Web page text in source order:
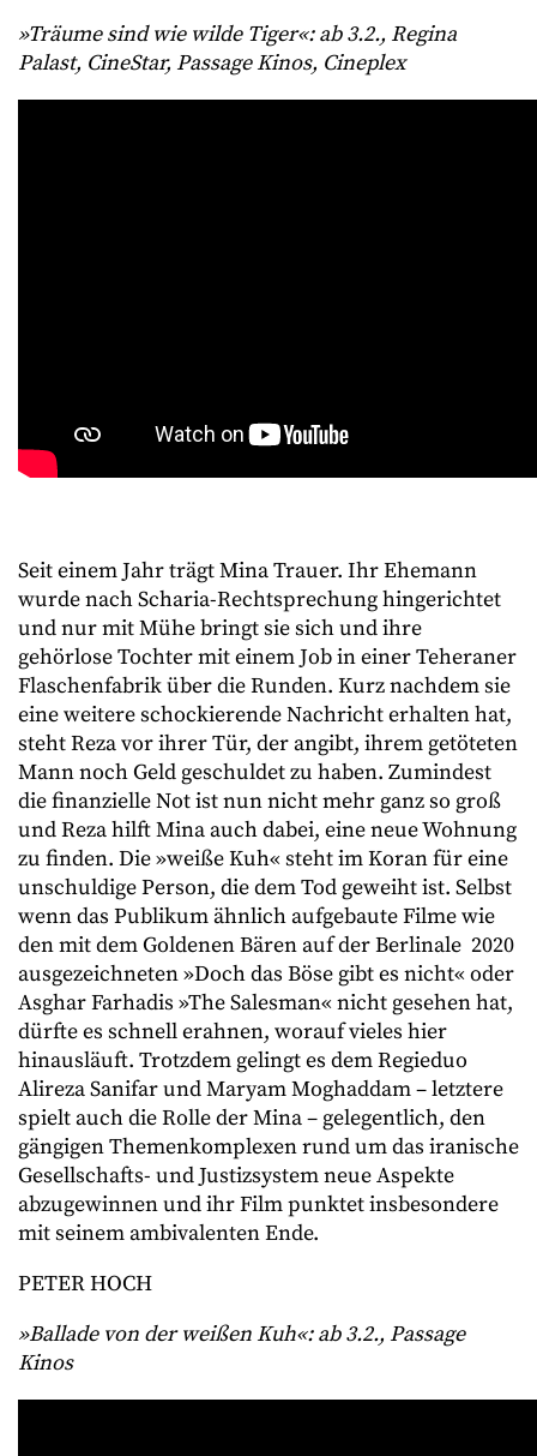
»Träume sind wie wilde Tiger«: ab 3.2., Regina
Palast, CineStar, Passage Kinos, Cineplex
Seit einem Jahr trägt Mina Trauer. Ihr Ehemann
wurde nach Scharia-Rechtsprechung hingerichtet
und nur mit Mühe bringt sie sich und ihre
gehörlose Tochter mit einem Job in einer Teheraner
Flaschenfabrik über die Runden. Kurz nachdem sie
eine weitere schockierende Nachricht erhalten hat,
steht Reza vor ihrer Tür, der angibt, ihrem getöteten
Mann noch Geld geschuldet zu haben. Zumindest
die finanzielle Not ist nun nicht mehr ganz so groß
und Reza hilft Mina auch dabei, eine neue Wohnung
zu finden. Die »weiße Kuh« steht im Koran für eine
unschuldige Person, die dem Tod geweiht ist. Selbst
wenn das Publikum ähnlich aufgebaute Filme wie
den mit dem Goldenen Bären auf der Berlinale 2020
ausgezeichneten »Doch das Böse gibt es nicht« oder
Asghar Farhadis »The Salesman« nicht gesehen hat,
dürfte es schnell erahnen, worauf vieles hier
hinausläuft. Trotzdem gelingt es dem Regieduo
Alireza Sanifar und Maryam Moghaddam – letztere
spielt auch die Rolle der Mina – gelegentlich, den
gängigen Themenkomplexen rund um das iranische
Gesellschafts- und Justizsystem neue Aspekte
abzugewinnen und ihr Film punktet insbesondere
mit seinem ambivalenten Ende.
PETER HOCH
»Ballade von der weißen Kuh«: ab 3.2., Passage
Kinos